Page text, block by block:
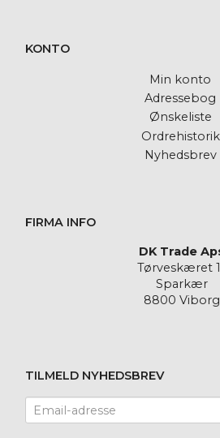
KONTO
Min konto
Adressebog
Ønskeliste
Ordrehistorik
Nyhedsbrev
FIRMA INFO
DK Trade
Tørveskæret
Sparkær
8800 Viborg
TILMELD NYHEDSBREV